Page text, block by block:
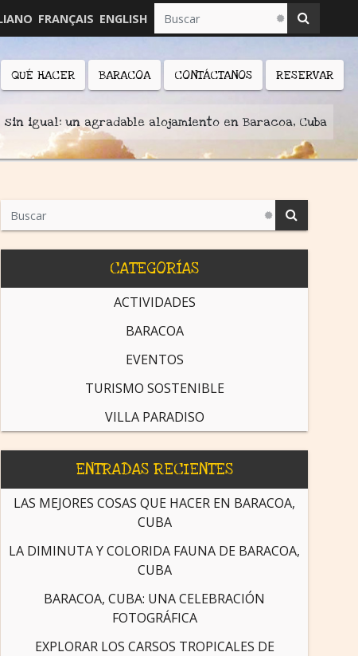
FRANÇAIS ENGLISH
QUÉ HACER BARACOA CONTÁCTANOS RESERVAR
igual: un agradable alojamiento en Baracoa, Cuba
CATEGORÍAS
ACTIVIDADES
BARACOA
EVENTOS
TURISMO SOSTENIBLE
VILLA PARADISO
ENTRADAS RECIENTES
LAS MEJORES COSAS QUE HACER EN BARACOA,
CUBA
LA DIMINUTA Y COLORIDA FAUNA DE BARACOA,
CUBA
BARACOA, CUBA: UNA CELEBRACIÓN
FOTOGRÁFICA
EXPLORAR LOS CARSOS TROPICALES DE